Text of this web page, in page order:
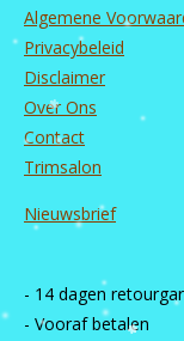
Algemene
Privacybeleid
Disclaimer
Over Ons
Contact
Trimsalon
Nieuwsbrief
- 14 dagen
- Vooraf betalen